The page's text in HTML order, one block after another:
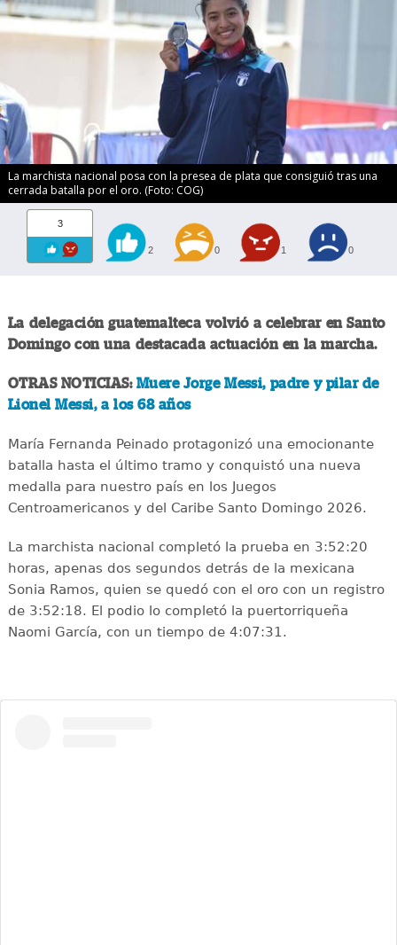
La marchista nacional posa con la presea de plata que consiguió tras una
cerrada batalla por el oro. (Foto: COG)
3
2 0 1 0
La delegación guatemalteca volvió a celebrar en Santo
Domingo con una destacada actuación en la marcha.
OTRAS NOTICIAS: Muere Jorge Messi, padre y pilar de
Lionel Messi, a los 68 años
María Fernanda Peinado protagonizó una emocionante
batalla hasta el último tramo y conquistó una nueva
medalla para nuestro país en los Juegos
Centroamericanos y del Caribe Santo Domingo 2026.
La marchista nacional completó la prueba en 3:52:20
horas, apenas dos segundos detrás de la mexicana
Sonia Ramos, quien se quedó con el oro con un registro
de 3:52:18. El podio lo completó la puertorriqueña
Naomi García, con un tiempo de 4:07:31.